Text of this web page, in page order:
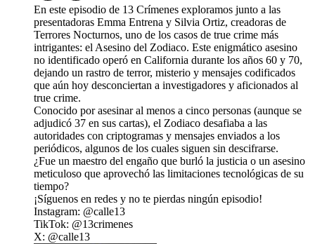
En este episodio de 13 Crímenes exploramos junto a las
presentadoras Emma Entrena y Silvia Ortiz, creadoras de
Terrores Nocturnos, uno de los casos de true crime más
intrigantes: el Asesino del Zodiaco. Este enigmático asesino
no identificado operó en California durante los años 60 y 70,
dejando un rastro de terror, misterio y mensajes codificados
que aún hoy desconciertan a investigadores y aficionados al
true crime.
Conocido por asesinar al menos a cinco personas (aunque se
adjudicó 37 en sus cartas), el Zodiaco desafiaba a las
autoridades con criptogramas y mensajes enviados a los
periódicos, algunos de los cuales siguen sin descifrarse.
¿Fue un maestro del engaño que burló la justicia o un asesino
meticuloso que aprovechó las limitaciones tecnológicas de su
tiempo?
¡Síguenos en redes y no te pierdas ningún episodio!
Instagram: @calle13
TikTok: @13crimenes
X: @calle13